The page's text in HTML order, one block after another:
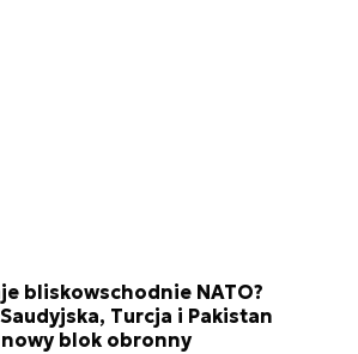
bliskowschodnie NATO?
Turcja i Pakistan
blok obronny